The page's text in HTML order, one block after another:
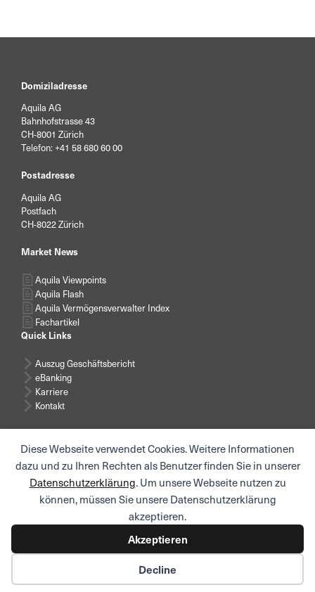
Diese Webseite verwendet Cookies. Weitere Informationen
dazu und zu Ihren Rechten als Benutzer finden Sie in unserer
Datenschutzerklärung. Um unsere Webseite nutzen zu
können, müssen Sie unsere Datenschutzerklärung
akzeptieren.
Akzeptieren
Decline
Domiziladresse
Aquila AG
Bahnhofstrasse 43
CH-8001 Zürich
Telefon: +41 58 680 60 00
Postadresse
Aquila AG
Postfach
CH-8022 Zürich
Market News
Aquila Viewpoints
Aquila Flash
Aquila Vermögensverwalter Index
Fachartikel
Quick Links
Auszug Geschäftsbericht
eBanking
Karriere
Kontakt
News abonnieren
© AQUILA AG IImpressumIRechtliche Hinweise /
Datenschutzerklärung
Datenschutzerklärung Mitarbeitende und Bewerbende